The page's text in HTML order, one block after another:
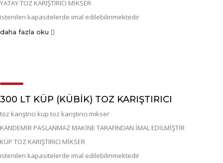
YATAY TOZ KARIŞTIRICI MİKSER
istenilen kapasitelerde imal edilebilinmektedir
daha fazla oku
300 LT KÜP (KÜBIK) TOZ KARIŞTIRICI
toz karıştrıcı küp toz karıştırıcı mikser
KANDEMİR PASLANMAZ MAKİNE TARAFINDAN İMAL EDİLMİŞTİR
KÜP TOZ KARIŞTIRICI MİKSER
istenilen kapasitelerde imal edilebilinmektedir